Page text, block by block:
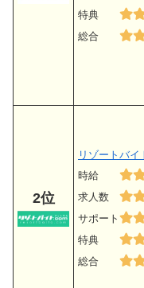
特典
総合
2位
リゾートバイ
時給
求人数
サポート
特典
総合